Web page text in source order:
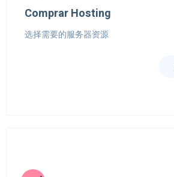
Comprar Hosting
选择需要的服务器资源